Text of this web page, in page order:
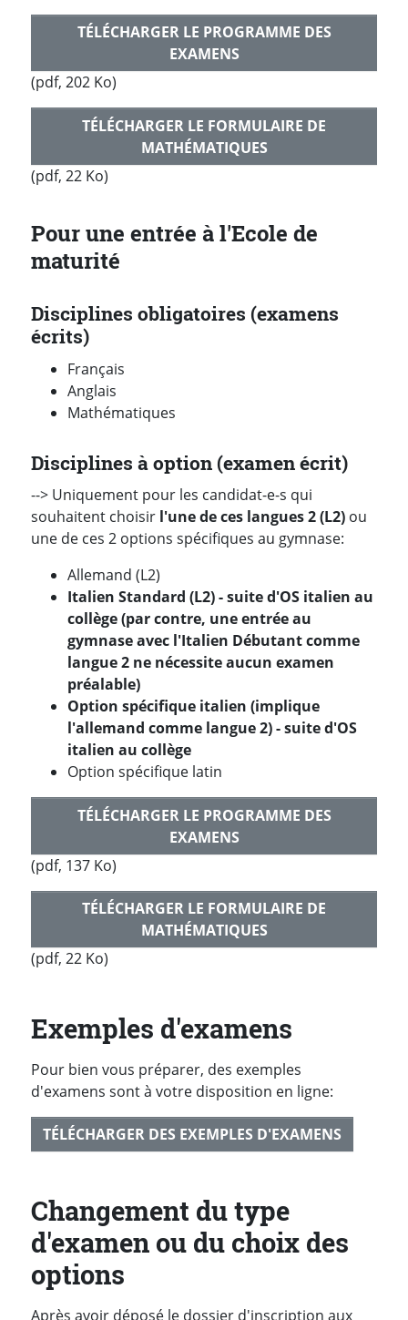
TÉLÉCHARGER LE PROGRAMME DES
EXAMENS
(pdf, 202 Ko)
TÉLÉCHARGER LE FORMULAIRE DE
MATHÉMATIQUES
(pdf, 22 Ko)
Pour une entrée à l'Ecole de
maturité
Disciplines obligatoires (examens
écrits)
Français
Anglais
Mathématiques
Disciplines à option (examen écrit)
--> Uniquement pour les candidat-e-s qui
souhaitent choisir l'une de ces langues 2 (L2) ou
une de ces 2 options spécifiques au gymnase:
Allemand (L2)
Italien Standard (L2) - suite d'OS italien au
collège (par contre, une entrée au
gymnase avec l'Italien Débutant comme
langue 2 ne nécessite aucun examen
préalable)
Option spécifique italien (implique
l'allemand comme langue 2) - suite d'OS
italien au collège
Option spécifique latin
TÉLÉCHARGER LE PROGRAMME DES
EXAMENS
(pdf, 137 Ko)
TÉLÉCHARGER LE FORMULAIRE DE
MATHÉMATIQUES
(pdf, 22 Ko)
Exemples d'examens
Pour bien vous préparer, des exemples
d'examens sont à votre disposition en ligne:
TÉLÉCHARGER DES EXEMPLES D'EXAMENS
Changement du type
d'examen ou du choix des
options
Après avoir déposé le dossier d'inscription aux